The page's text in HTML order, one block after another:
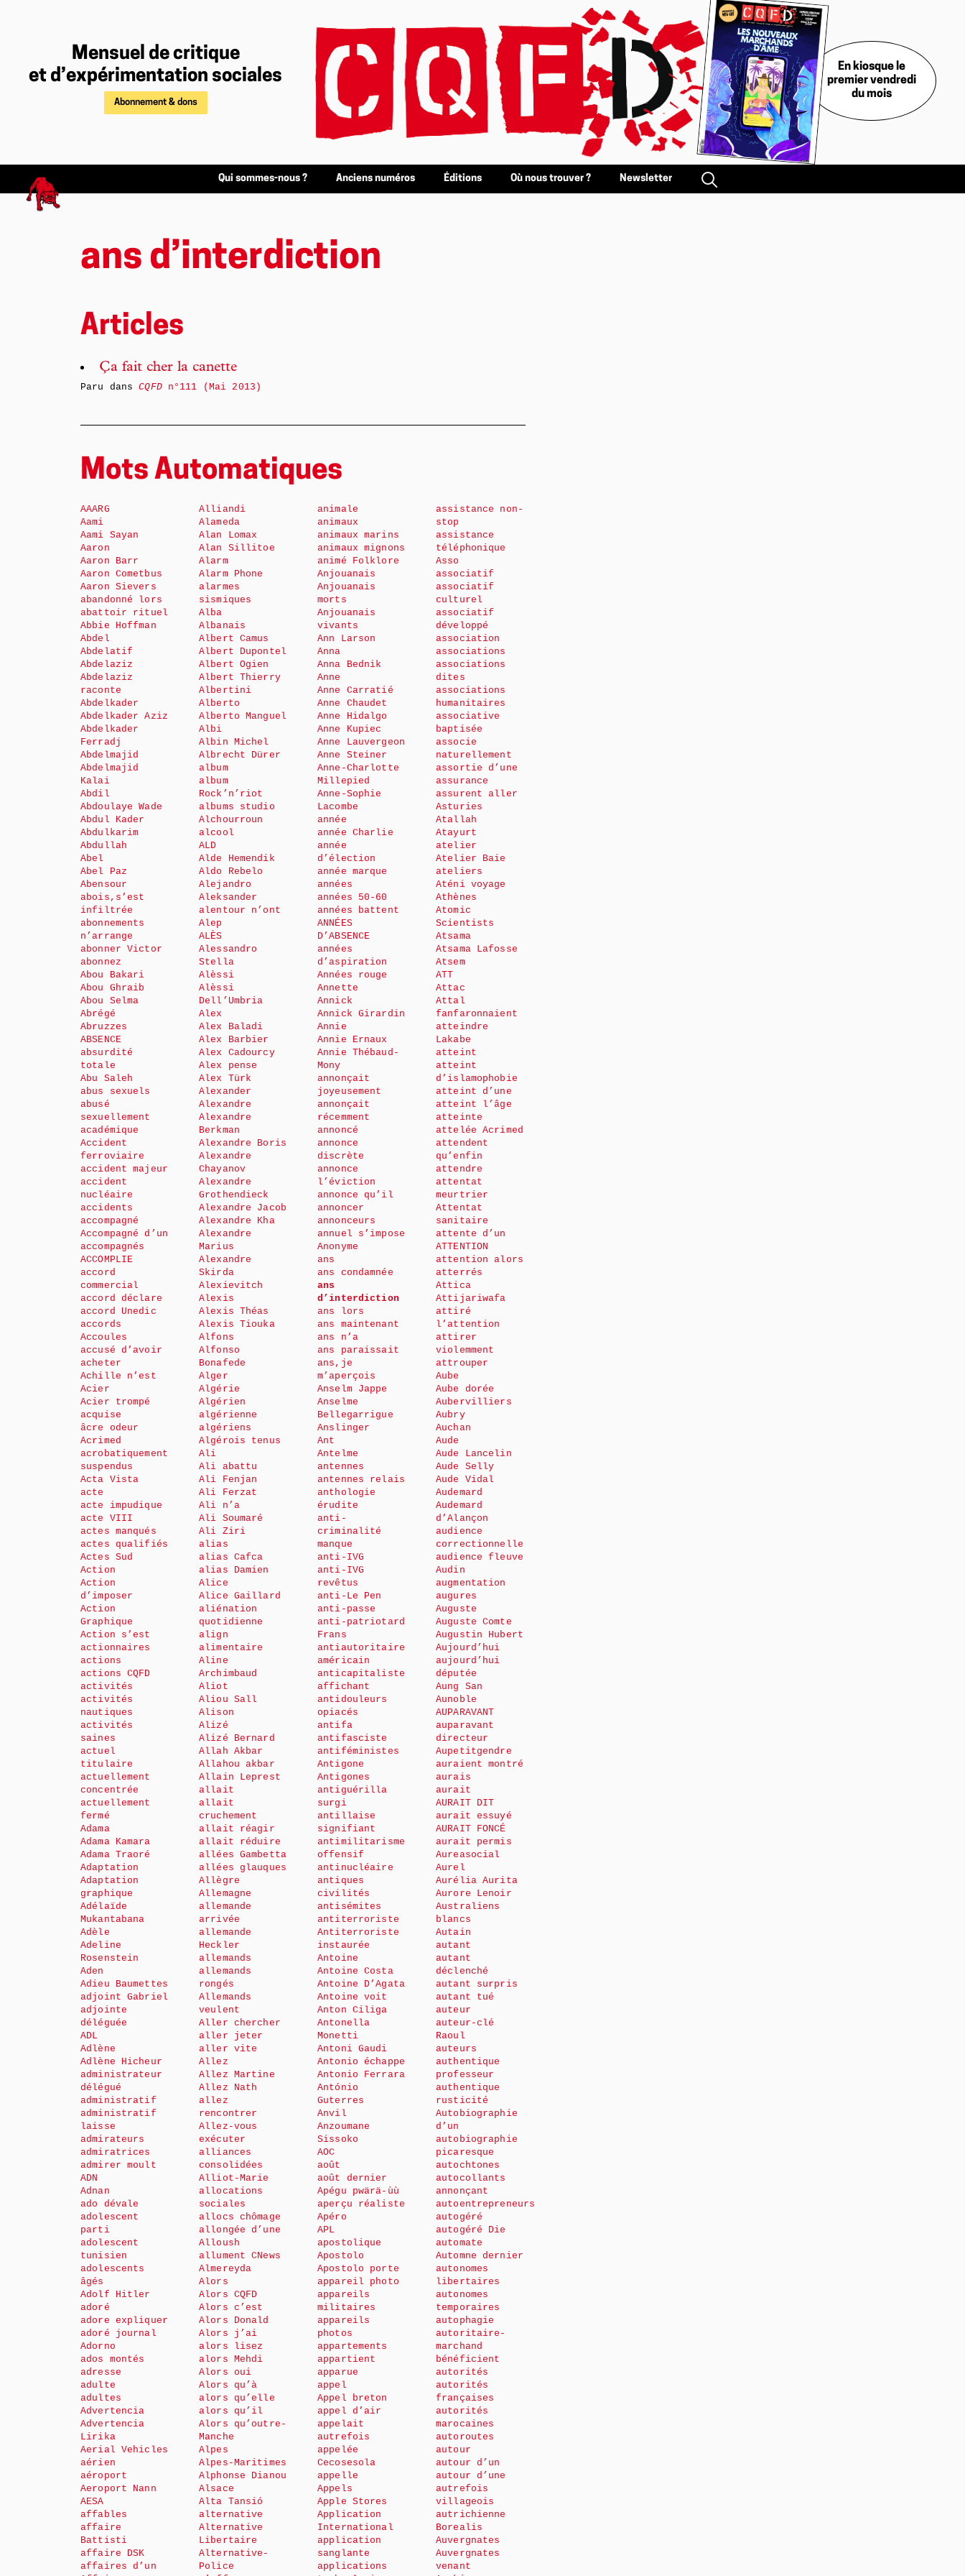
Mensuel de critique
et d’expérimentation sociales
Abonnement & dons
En kiosque le
premier vendredi
du mois
Qui sommes-nous ? Anciens numéros Éditions Où nous trouver ? Newsletter
ans d’interdiction
Articles
Ça fait cher la canette
Paru dansCQFDn°111 (Mai 2013)
Mots Automatiques
AAARG
Aami
Aami Sayan
Aaron
Aaron Barr
Aaron Cometbus
Aaron Sievers
abandonné lors
abattoir rituel
Abbie Hoffman
Abdel
Abdelatif
Abdelaziz
Abdelaziz
raconte
Abdelkader
Abdelkader Aziz
Abdelkader
Ferradj
Abdelmajid
Abdelmajid
Kalai
Abdil
Abdoulaye Wade
Abdul Kader
Abdulkarim
Abdullah
Abel
Abel Paz
Abensour
abois,s’est
infiltrée
abonnements
n’arrange
abonner Victor
abonnez
Abou Bakari
Abou Ghraib
Abou Selma
Abrégé
Abruzzes
ABSENCE
absurdité
totale
Abu Saleh
abus sexuels
abusé
sexuellement
académique
Accident
ferroviaire
accident majeur
accident
nucléaire
accidents
accompagné
Accompagné d’un
accompagnés
ACCOMPLIE
accord
commercial
accord déclare
accord Unedic
accords
Accoules
accusé d’avoir
acheter
Achille n’est
Acier
Acier trompé
acquise
âcre odeur
Acrimed
acrobatiquement
suspendus
Acta Vista
acte
acte impudique
acte VIII
actes manqués
actes qualifiés
Actes Sud
Action
Action
d’imposer
Action
Graphique
Action s’est
actionnaires
actions
actions CQFD
activités
activités
nautiques
activités
saines
actuel
titulaire
actuellement
concentrée
actuellement
fermé
Adama
Adama Kamara
Adama Traoré
Adaptation
Adaptation
graphique
Adélaïde
Mukantabana
Adèle
Adeline
Rosenstein
Aden
Adieu Baumettes
adjoint Gabriel
adjointe
déléguée
ADL
Adlène
Adlène Hicheur
administrateur
délégué
administratif
administratif
laisse
admirateurs
admiratrices
admirer moult
ADN
Adnan
ado dévale
adolescent
parti
adolescent
tunisien
adolescents
âgés
Adolf Hitler
adoré
adore expliquer
adoré journal
Adorno
ados montés
adresse
adulte
adultes
Advertencia
Advertencia
Lirika
Aerial Vehicles
aérien
aéroport
Aeroport Nann
AESA
affables
affaire
Battisti
affaire DSK
affaires d’un
Alliandi
Alameda
Alan Lomax
Alan Sillitoe
Alarm
Alarm Phone
alarmes
sismiques
Alba
Albanais
Albert Camus
Albert Dupontel
Albert Ogien
Albert Thierry
Albertini
Alberto
Alberto Manguel
Albi
Albin Michel
Albrecht Dürer
album
album
Rock’n’riot
albums studio
Alchourroun
alcool
ALD
Alde Hemendik
Aldo Rebelo
Alejandro
Aleksander
alentour n’ont
Alep
ALÈS
Alessandro
Stella
Alèssi
Alèssi
Dell’Umbria
Alex
Alex Baladi
Alex Barbier
Alex Cadourcy
Alex pense
Alex Türk
Alexander
Alexandre
Alexandre
Berkman
Alexandre Boris
Alexandre
Chayanov
Alexandre
Grothendieck
Alexandre Jacob
Alexandre Kha
Alexandre
Marius
Alexandre
Skirda
Alexievitch
Alexis
Alexis Théas
Alexis Tiouka
Alfons
Alfonso
Bonafede
Alger
Algérie
Algérien
algérienne
algériens
Algérois tenus
Ali
Ali abattu
Ali Fenjan
Ali Ferzat
Ali n’a
Ali Soumaré
Ali Ziri
alias
alias Cafca
alias Damien
Alice
Alice Gaillard
aliénation
quotidienne
align
alimentaire
Aline
Archimbaud
Aliot
Aliou Sall
Alison
Alizé
Alizé Bernard
Allah Akbar
Allahou akbar
Allain Leprest
allait
allait
cruchement
allait réagir
allait réduire
allées Gambetta
allées glauques
Allègre
Allemagne
allemande
arrivée
allemande
Heckler
allemands
allemands
rongés
Allemands
veulent
Aller chercher
aller jeter
aller vite
Allez
Allez Martine
Allez Nath
allez
rencontrer
Allez-vous
exécuter
alliances
consolidées
Alliot-Marie
allocations
sociales
allocs chômage
allongée d’une
Alloush
allument CNews
Almereyda
Alors
Alors CQFD
Alors c’est
Alors Donald
Alors j’ai
alors lisez
alors Mehdi
Alors oui
Alors qu’à
alors qu’elle
alors qu’il
Alors qu’outre-
Manche
Alpes
Alpes-Maritimes
Alphonse Dianou
Alsace
Alta Tansió
alternative
Alternative
Libertaire
Alternative-
Police
animale
animaux
animaux marins
animaux mignons
animé Folklore
Anjouanais
Anjouanais
morts
Anjouanais
vivants
Ann Larson
Anna
Anna Bednik
Anne
Anne Carratié
Anne Chaudet
Anne Hidalgo
Anne Kupiec
Anne Lauvergeon
Anne Steiner
Anne-Charlotte
Millepied
Anne-Sophie
Lacombe
année
année Charlie
année
d’élection
année marque
années
années 50-60
années battent
ANNÉES
D’ABSENCE
années
d’aspiration
Années rouge
Annette
Annick
Annick Girardin
Annie
Annie Ernaux
Annie Thébaud-
Mony
annonçait
joyeusement
annonçait
récemment
annoncé
annonce
discrète
annonce
l’éviction
annonce qu’il
annoncer
annonceurs
annuel s’impose
Anonyme
ans
ans condamnée
ans
d’interdiction
ans lors
ans maintenant
ans n’a
ans paraissait
ans,je
m’aperçois
Anselm Jappe
Anselme
Bellegarrigue
Anslinger
Ant
Antelme
antennes
antennes relais
anthologie
érudite
anti-
criminalité
manque
anti-IVG
anti-IVG
revêtus
anti-Le Pen
anti-passe
anti-patriotard
Frans
antiautoritaire
américain
anticapitaliste
affichant
antidouleurs
opiacés
antifa
antifasciste
antiféministes
Antigone
Antigones
antiguérilla
surgi
antillaise
signifiant
antimilitarisme
offensif
antinucléaire
antiques
civilités
antisémites
antiterroriste
Antiterroriste
instaurée
Antoine
Antoine Costa
Antoine D’Agata
Antoine voit
Anton Ciliga
Antonella
Monetti
Antoni Gaudi
Antonio échappe
Antonio Ferrara
António
Guterres
Anvil
Anzoumane
Sissoko
AOC
août
août dernier
Apégu pwärä-ùù
aperçu réaliste
Apéro
APL
apostolique
Apostolo
Apostolo porte
appareil photo
appareils
militaires
appareils
photos
appartements
appartient
apparue
appel
Appel breton
appel d’air
appelait
autrefois
appelée
Cecosesola
appelle
Appels
Apple Stores
Application
International
application
sanglante
applications
assistance non-
stop
assistance
téléphonique
Asso
associatif
associatif
culturel
associatif
développé
association
associations
associations
dites
associations
humanitaires
associative
baptisée
associe
naturellement
assortie d’une
assurance
assurent aller
Asturies
Atallah
Atayurt
atelier
Atelier Baie
ateliers
Aténi voyage
Athènes
Atomic
Scientists
Atsama
Atsama Lafosse
Atsem
ATT
Attac
Attal
fanfaronnaient
atteindre
Lakabe
atteint
atteint
d’islamophobie
atteint d’une
atteint l’âge
atteinte
attelée Acrimed
attendent
qu’enfin
attendre
attentat
meurtrier
Attentat
sanitaire
attente d’un
ATTENTION
attention alors
atterrés
Attica
Attijariwafa
attiré
l’attention
attirer
violemment
attrouper
Aube
Aube dorée
Aubervilliers
Aubry
Auchan
Aude
Aude Lancelin
Aude Selly
Aude Vidal
Audemard
Audemard
d’Alançon
audience
correctionnelle
audience fleuve
Audin
augmentation
augures
Auguste
Auguste Comte
Augustin Hubert
Aujourd’hui
aujourd’hui
députée
Aung San
Aunoble
AUPARAVANT
auparavant
directeur
Aupetitgendre
auraient montré
aurais
aurait
AURAIT DIT
aurait essuyé
AURAIT FONCÉ
aurait permis
Aureasocial
Aurel
Aurélia Aurita
Aurore Lenoir
Australiens
blancs
Autain
autant
autant
déclenché
autant surpris
autant tué
auteur
auteur-clé
Raoul
auteurs
authentique
professeur
authentique
rusticité
Autobiographie
d’un
autobiographie
picaresque
autochtones
autocollants
annonçant
autoentrepreneurs
autogéré
autogéré Die
automate
Automne dernier
autonomes
libertaires
autonomes
temporaires
autophagie
autoritaire-
marchand
bénéficient
autorités
autorités
françaises
autorités
marocaines
autoroutes
autour
autour d’un
autour d’une
autrefois
villageois
autrichienne
Borealis
Auvergnates
Auvergnates
venant